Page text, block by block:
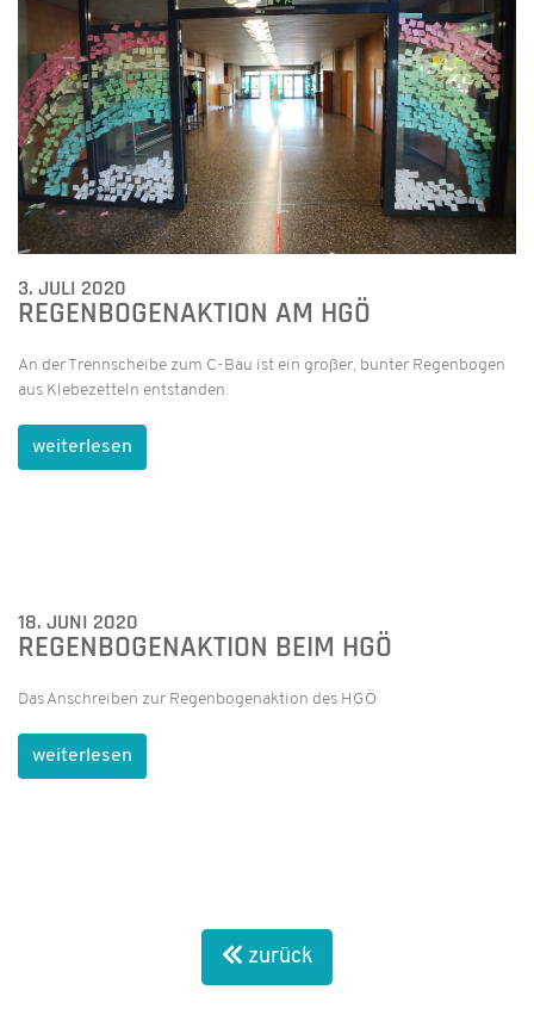
3. JULI 2020
REGENBOGENAKTION AM HGÖ
An der Trennscheibe zum C-Bau ist ein großer, bunter Regenbogen
aus Klebezetteln entstanden.
weiterlesen
18. JUNI 2020
REGENBOGENAKTION BEIM HGÖ
Das Anschreiben zur Regenbogenaktion des HGÖ
weiterlesen
zurück